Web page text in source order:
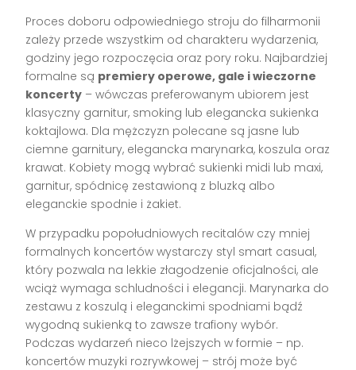
Proces doboru odpowiedniego stroju do filharmonii
zależy przede wszystkim od charakteru wydarzenia,
godziny jego rozpoczęcia oraz pory roku. Najbardziej
formalne są premiery operowe, gale i wieczorne
koncerty – wówczas preferowanym ubiorem jest
klasyczny garnitur, smoking lub elegancka sukienka
koktajlowa. Dla mężczyzn polecane są jasne lub
ciemne garnitury, elegancka marynarka, koszula oraz
krawat. Kobiety mogą wybrać sukienki midi lub maxi,
garnitur, spódnicę zestawioną z bluzką albo
eleganckie spodnie i żakiet.
W przypadku popołudniowych recitalów czy mniej
formalnych koncertów wystarczy styl smart casual,
który pozwala na lekkie złagodzenie oficjalności, ale
wciąż wymaga schludności i elegancji. Marynarka do
zestawu z koszulą i eleganckimi spodniami bądź
wygodną sukienką to zawsze trafiony wybór.
Podczas wydarzeń nieco lżejszych w formie – np.
koncertów muzyki rozrywkowej – strój może być